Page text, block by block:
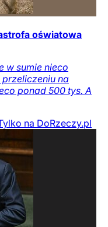
oświatowa
w sumie nieco
na
ponad 500 tys. A
na DoRzeczy.pl